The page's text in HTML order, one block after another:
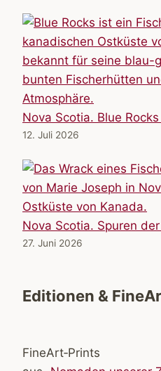
Nova Scotia. Blue
12. Juli 2026
Nova Scotia. Spuren
27. Juni 2026
Editionen &
FineArt‑Prints